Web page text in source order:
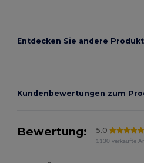
Entdecken Sie andere
Kundenbewertungen zum
Bewertung: 5.0
1130 verkaufte